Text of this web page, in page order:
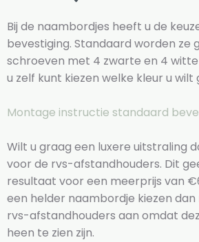
Bij de naambordjes heeft u de
bevestiging. Standaard worden ze
schroeven met 4 zwarte en 4
u zelf kunt kiezen welke kleur u wilt
Montage instructie standaard
Wilt u graag een luxere uitstraling
voor de rvs-afstandhouders. Dit
resultaat voor een meerprijs van
een helder naambordje kiezen dan
rvs-afstandhouders aan omdat
heen te zien zijn.